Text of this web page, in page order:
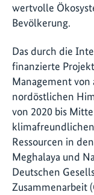
wertvolle
Bevölkerung.
Das durch die
finanzierte
Management von
nordöstlichen
von 2020 bis
Ressourcen in
Meghalaya und
Deutschen
Zusammenarbeit